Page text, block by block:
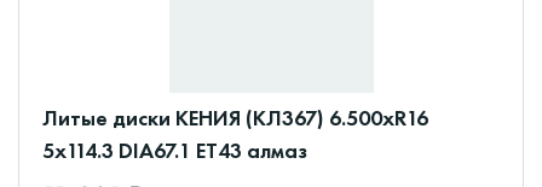
Литые диски КЕНИЯ (КЛ367) 6.500xR16
5x114.3 DIA67.1 ET43 алмаз